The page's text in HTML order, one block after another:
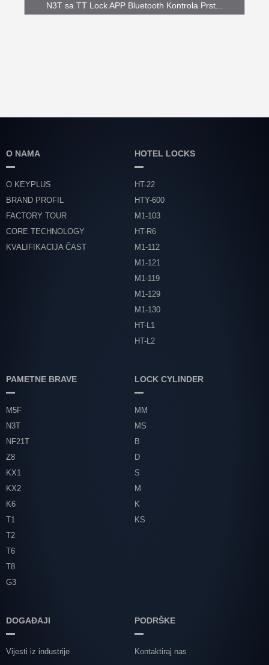
N3T sa TT Lock APP Bluetooth Kontrola Prst...
O NAMA
O KEYPLUS
BRAND PROFIL
FACTORY TOUR
CORE TECHNOLOGY
KVALIFIKACIJA ČAST
HOTEL LOCKS
HT-22
HTY-600
M1-103
HT-R6
M1-112
M1-121
M1-119
M1-129
M1-130
HT-L1
HT-L2
PAMETNE BRAVE
M5F
N3T
NF21T
Z8
KX1
KX2
K6
T1
T2
T6
T8
G3
LOCK CYLINDER
MM
MS
B
D
S
M
K
KS
DOGAĐAJI
Vijesti iz industrije
PODRŠKE
Kontaktiraj nas